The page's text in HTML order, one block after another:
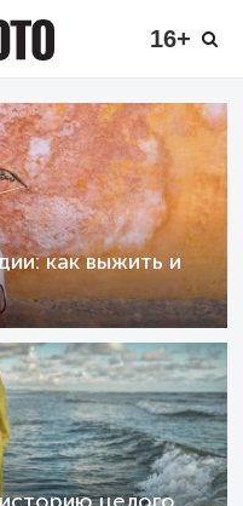
16+
как выжить и
целого